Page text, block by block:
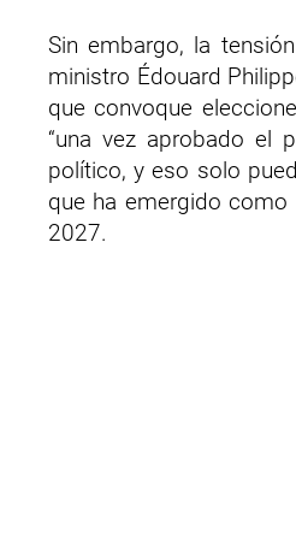
Sin embargo, la
ministro Édouard
que convoque
“una vez aprobado el
político, y eso solo
que ha emergido
2027.